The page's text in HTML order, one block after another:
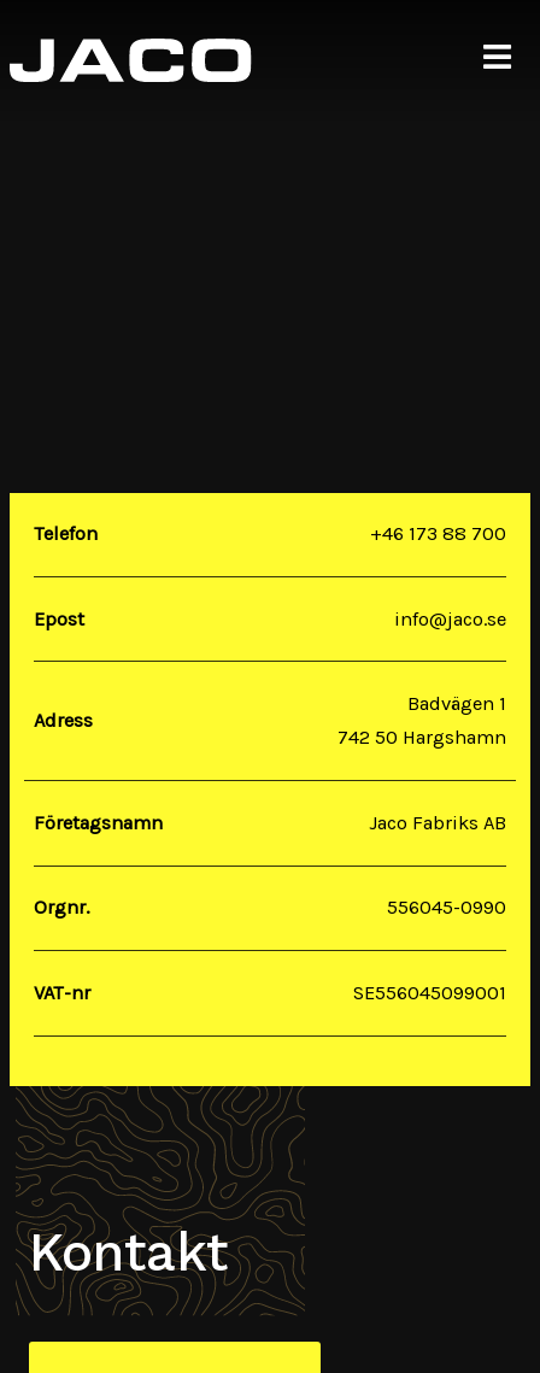
Telefon +46 173 88 700
Epost info@jaco.se
Adress
Badvägen 1
742 50 Hargshamn
Företagsnamn Jaco Fabriks AB
Orgnr. 556045-0990
VAT-nr SE556045099001
Kontakt